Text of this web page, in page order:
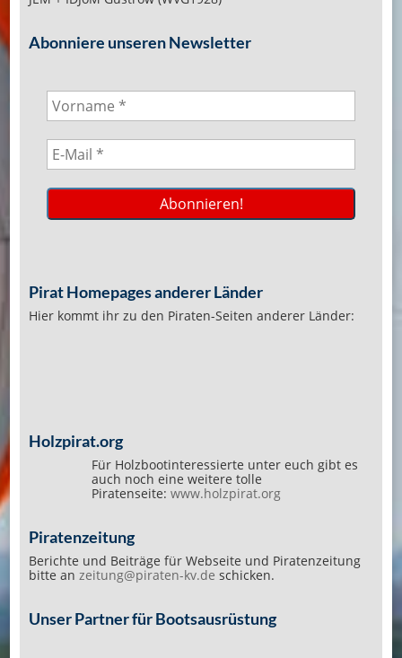
Abonniere unseren Newsletter
Pirat Homepages anderer Länder
Hier kommt ihr zu den Piraten-Seiten anderer Länder:
Holzpirat.org
Für Holzbootinteressierte unter euch gibt es
auch noch eine weitere tolle
Piratenseite: www.holzpirat.org
Piratenzeitung
Berichte und Beiträge für Webseite und Piratenzeitung
bitte an zeitung@piraten-kv.de schicken.
Unser Partner für Bootsausrüstung